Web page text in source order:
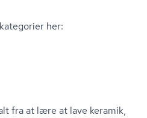
her:
fra at lære at lave keramik,